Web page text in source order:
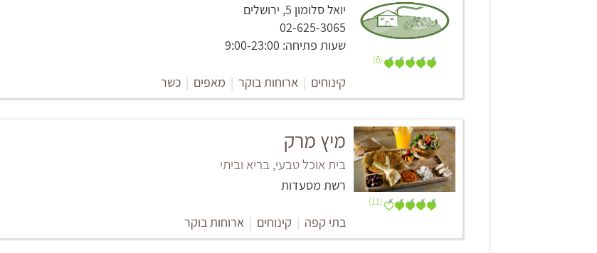
(6)
יואל סלומון 5, ירושלים
02-625-3065
שעות פתיחה: 9:00-23:00
קינוחים | ארוחות בוקר | מאפים | כשר
(11)
מיץ מרק
בית אוכל טבעי, בריא וביתי
רשת מסעדות
בתי קפה | קינוחים | ארוחות בוקר